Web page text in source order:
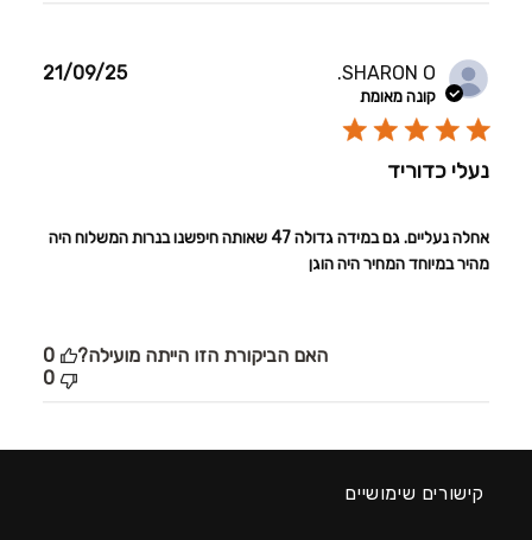
SHARON O.
קונה מאומת
נעלי כדוריד
אחלה נעליים. גם במידה גדולה 47 שאותה חיפשנו בנרות המשלוח היה
מהיר במיוחד המחיר היה הוגן
21/09/25
האם הביקורת הזו הייתה מועילה?
0
0
קישורים שימושיים